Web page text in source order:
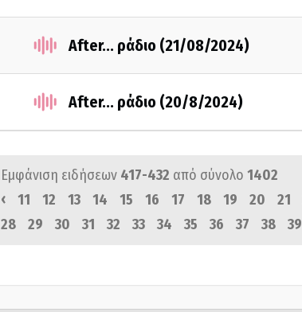
After... ράδιο (21/08/2024)
After... ράδιο (20/8/2024)
Εμφάνιση ειδήσεων 417-432 από σύνολο 1402
‹
11 12 13 14 15 16 17 18 19 20 21
28
29 30 31 32 33 34 35 36 37 38 39